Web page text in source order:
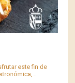
este fin de